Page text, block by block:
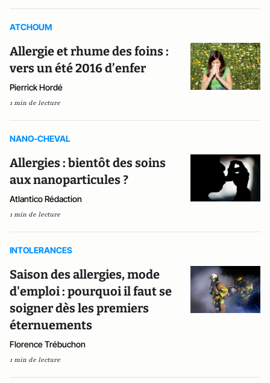
ATCHOUM
Allergie et rhume des foins :
vers un été 2016 d’enfer
Pierrick Hordé
1 min de lecture
NANO-CHEVAL
Allergies : bientôt des soins
aux nanoparticules ?
Atlantico Rédaction
1 min de lecture
INTOLERANCES
Saison des allergies, mode
d'emploi : pourquoi il faut se
soigner dès les premiers
éternuements
Florence Trébuchon
1 min de lecture